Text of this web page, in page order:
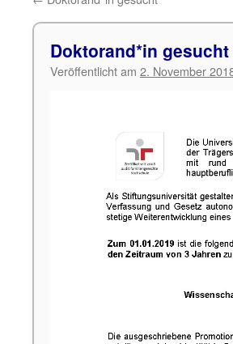
Doktorand*in gesucht
Veröffentlicht am 2. November